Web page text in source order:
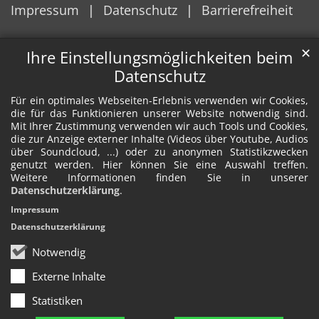
Ihre Einstellungsmöglichkeiten beim
Datenschutz
Für ein optimales Webseiten-Erlebnis verwenden wir Cookies,
die für das Funktionieren unserer Website notwendig sind.
Mit Ihrer Zustimmung verwenden wir auch Tools und Cookies,
die zur Anzeige externer Inhalte (Videos über Youtube, Audios
über Soundcloud, ...) oder zu anonymen Statistikzwecken
genutzt werden. Hier können Sie eine Auswahl treffen.
Weitere Informationen finden Sie in unserer
Datenschutzerklärung.
Notwendig
Externe Inhalte
Statistiken
✕
Impressum
Datenschutzerklärung
Impressum
Datenschutz Barrierefreiheit